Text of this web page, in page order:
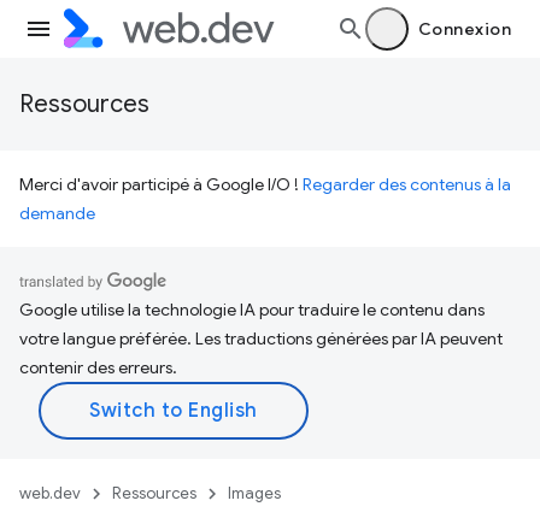
Connexion
Ressources
Merci d'avoir participé à Google I/O ! Regarder des contenus à la
demande
Google utilise la technologie IA pour traduire le contenu dans
votre langue préférée. Les traductions générées par IA peuvent
contenir des erreurs.
web.dev Ressources Images